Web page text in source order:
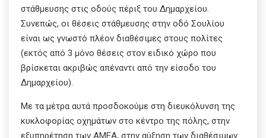
στάθμευσης στις οδούς πέριξ του Δημαρχείου.
Συνεπώς, οι θέσεις στάθμευσης στην οδό Σουλίου
είναι ως γνωστό πλέον διαθέσιμες στους πολίτες
(εκτός από 3 μόνο θέσεις στον ειδικό χώρο που
βρίσκεται ακριβώς απέναντι από την είσοδο του
Δημαρχείου).
Με τα μέτρα αυτά προσδοκούμε στη διευκόλυνση της
κυκλοφορίας οχημάτων στο κέντρο της πόλης, στην
εξυπηρέτηση των ΑΜΕΑ, στην αύξηση των διαθέσιμων